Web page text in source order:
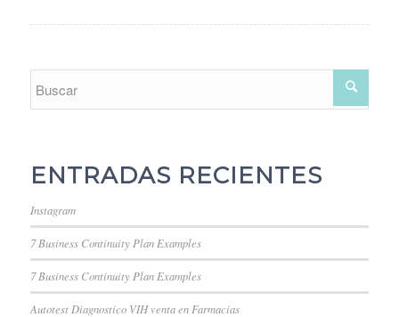
ENTRADAS RECIENTES
Instagram
7 Business Continuity Plan Examples
7 Business Continuity Plan Examples
Autotest Diagnostico VIH venta en Farmacias